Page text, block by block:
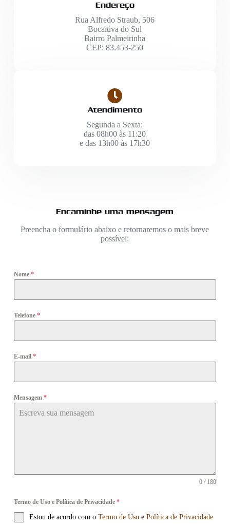
Endereço
Rua Alfredo Straub, 506
Bocaiúva do Sul
Bairro Palmeirinha
CEP: 83.453-250
Atendimento
Segunda a Sexta:
das 08h00 às 11:20
e das 13h00 às 17h30
Encaminhe uma mensagem
Preencha o formulário abaixo e retornaremos o mais breve
possível:
Nome *
Telefone *
E-mail *
Mensagem *
0 / 180
Termo de Uso e Política de Privacidade *
Estou de acordo com o Termo de Uso e Política de Privacidade